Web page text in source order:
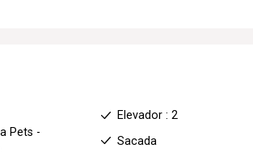
Elevador : 2
Pets -
Sacada